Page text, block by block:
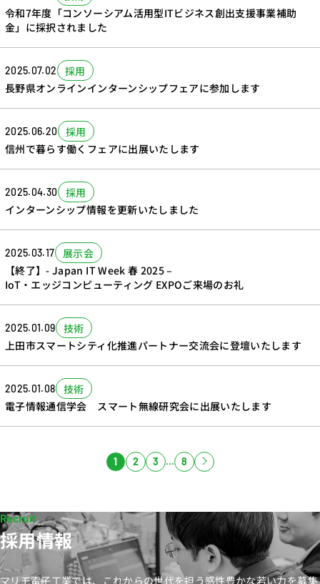
令和7年度「コンソーシアム活用型ITビジネス創出支援事業補助
金」に採択されました
2025.07.02
採用
長野県オンラインインターンシップフェアに参加します
2025.06.20
採用
信州で暮らす働くフェアに出展いたします
2025.04.30
採用
インターンシップ情報を更新いたしました
2025.03.17
展示会
【終了】- Japan IT Week 春 2025 –
IoT・エッジコンピューティング EXPOご来場のお礼
2025.01.09
技術
上田市スマートシティ化推進パートナー交流会に登壇いたします
2025.01.08
技術
電子情報通信学会 スマート無線研究会に出展いたします
1 2 3 … 8
採用情報
マリモ電子工業では、これからの世代を担う感性豊かな若い力を募集